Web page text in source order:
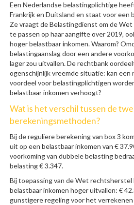
Een Nederlandse belastingplichtige
Frankrijk en Duitsland en staat voor een
Ze vraagt de Belastingdienst om de
te passen op haar aangifte over 2019,
hoger belastbaar inkomen. Waarom?
belastingaanslag door een andere
lager zou uitvallen. De rechtbank
ogenschijnlijk vreemde situatie: kan een
voordeel voor belastingplichtigen
belastbaar inkomen verhoogt?
Wat is het verschil tussen de
berekeningsmethoden?
Bij de reguliere berekening van box 3
uit op een belastbaar inkomen van €
voorkoming van dubbele belasting
belasting € 3.347.
Bij toepassing van de Wet rechtsherstel
belastbaar inkomen hoger uitvallen: €
gunstigere regeling voor het